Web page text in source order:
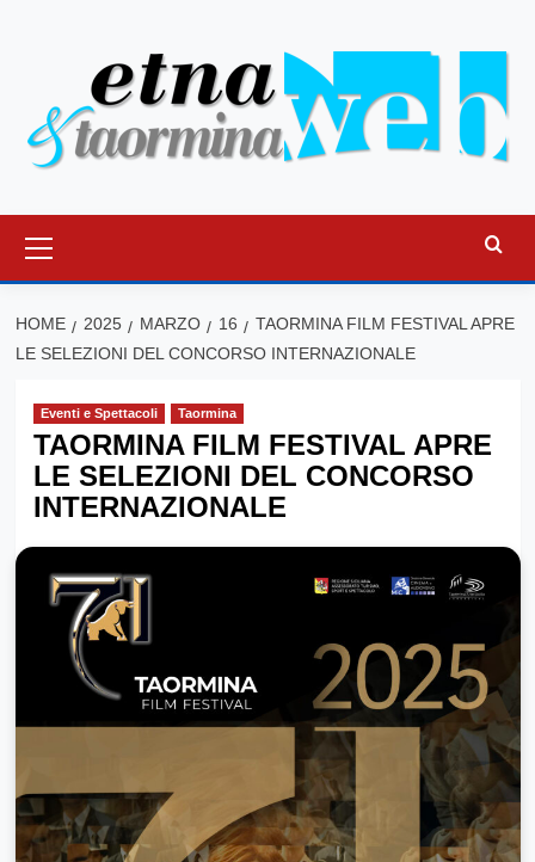
principale
HOME 2025 MARZO 16
TAORMINA FILM FESTIVAL APRE
LE SELEZIONI DEL CONCORSO INTERNAZIONALE
Eventi e Spettacoli Taormina
TAORMINA FILM FESTIVAL APRE
LE SELEZIONI DEL CONCORSO
INTERNAZIONALE